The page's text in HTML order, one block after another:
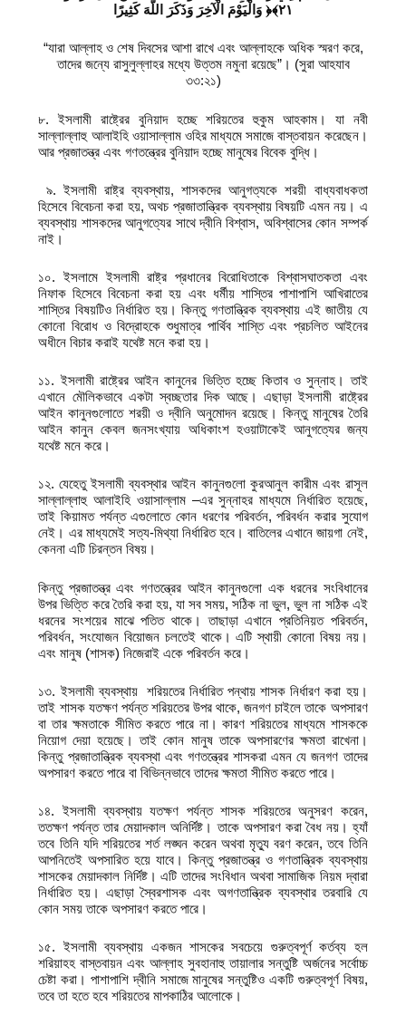
وَالْيَوْمَ الْآخِرَ وَذَكَرَ اللَّهَ كَثِيرًا
﴿٢١﴾‏
“যারা আল্লাহ ও শেষ দিবসের আশা রাখে এবং আল্লাহকে অধিক স্মরণ করে,
তাদের জন্যে রাসুলুল্লাহর মধ্যে উত্তম নমুনা রয়েছে”। (সুরা আহযাব
৩৩:২১)
৮. ইসলামী রাষ্ট্রের বুনিয়াদ হচ্ছে শরিয়তের হুকুম আহকাম। যা নবী
সাল্লাল্লাহু আলাইহি ওয়াসাল্লাম ওহির মাধ্যমে সমাজে বাস্তবায়ন করেছেন।
আর প্রজাতন্ত্র এবং গণতন্ত্রের বুনিয়াদ হচ্ছে মানুষের বিবেক বুদ্ধি।
৯. ইসলামী রাষ্ট্র ব্যবস্থায়, শাসকদের আনুগত্যকে শরয়ী বাধ্যবাধকতা
হিসেবে বিবেচনা করা হয়, অথচ প্রজাতান্ত্রিক ব্যবস্থায় বিষয়টি এমন নয়। এ
ব্যবস্থায় শাসকদের আনুগত্যের সাথে দ্বীনি বিশ্বাস, অবিশ্বাসের কোন সম্পর্ক
নাই।
১০. ইসলামে ইসলামী রাষ্ট্র প্রধানের বিরোধিতাকে বিশ্বাসঘাতকতা এবং
নিফাক হিসেবে বিবেচনা করা হয় এবং ধর্মীয় শাস্তির পাশাপাশি আখিরাতের
শাস্তির বিষয়টিও নির্ধারিত হয়। কিন্তু গণতান্ত্রিক ব্যবস্থায় এই জাতীয় যে
কোনো বিরোধ ও বিদ্রোহকে শুধুমাত্র পার্থিব শাস্তি এবং প্রচলিত আইনের
অধীনে বিচার করাই যথেষ্ট মনে করা হয়।
১১. ইসলামী রাষ্ট্রের আইন কানুনের ভিত্তি হচ্ছে কিতাব ও সুন্নাহ। তাই
এখানে মৌলিকভাবে একটা স্বচ্ছতার দিক আছে। এছাড়া ইসলামী রাষ্ট্রের
আইন কানুনগুলোতে শরয়ী ও দ্বীনি অনুমোদন রয়েছে। কিন্তু মানুষের তৈরি
আইন কানুন কেবল জনসংখ্যায় অধিকাংশ হওয়াটাকেই আনুগত্যের জন্য
যথেষ্ট মনে করে।
১২. যেহেতু ইসলামী ব্যবস্থার আইন কানুনগুলো কুরআনুল কারীম এবং রাসূল
সাল্লাল্লাহু আলাইহি ওয়াসাল্লাম –এর সুন্নাহর মাধ্যমে নির্ধারিত হয়েছে,
তাই কিয়ামত পর্যন্ত এগুলোতে কোন ধরণের পরিবর্তন, পরিবর্ধন করার সুযোগ
নেই। এর মাধ্যমেই সত্য-মিথ্যা নির্ধারিত হবে। বাতিলের এখানে জায়গা নেই,
কেননা এটি চিরন্তন বিষয়।
কিন্তু প্রজাতন্ত্র এবং গণতন্ত্রের আইন কানুনগুলো এক ধরনের সংবিধানের
উপর ভিত্তি করে তৈরি করা হয়, যা সব সময়, সঠিক না ভুল, ভুল না সঠিক এই
ধরনের সংশয়ের মাঝে পতিত থাকে। তাছাড়া এখানে প্রতিনিয়ত পরিবর্তন,
পরিবর্ধন, সংযোজন বিয়োজন চলতেই থাকে। এটি স্থায়ী কোনো বিষয় নয়।
এবং মানুষ (শাসক) নিজেরাই একে পরিবর্তন করে।
১৩. ইসলামী ব্যবস্থায় শরিয়তের নির্ধারিত পন্থায় শাসক নির্ধারণ করা হয়।
তাই শাসক যতক্ষণ পর্যন্ত শরিয়তের উপর থাকে, জনগণ চাইলে তাকে অপসারণ
বা তার ক্ষমতাকে সীমিত করতে পারে না। কারণ শরিয়তের মাধ্যমে শাসককে
নিয়োগ দেয়া হয়েছে। তাই কোন মানুষ তাকে অপসারণের ক্ষমতা রাখেনা।
কিন্তু প্রজাতান্ত্রিক ব্যবস্থা এবং গণতন্ত্রের শাসকরা এমন যে জনগণ তাদের
অপসারণ করতে পারে বা বিভিন্নভাবে তাদের ক্ষমতা সীমিত করতে পারে।
১৪. ইসলামী ব্যবস্থায় যতক্ষণ পর্যন্ত শাসক শরিয়তের অনুসরণ করেন,
ততক্ষণ পর্যন্ত তার মেয়াদকাল অনির্দিষ্ট। তাকে অপসারণ করা বৈধ নয়। হ্যাঁ
তবে তিনি যদি শরিয়তের শর্ত লঙ্ঘন করেন অথবা মৃত্যু বরণ করেন, তবে তিনি
আপনিতেই অপসারিত হয়ে যাবে। কিন্তু প্রজাতন্ত্র ও গণতান্ত্রিক ব্যবস্থায়
শাসকের মেয়াদকাল নির্দিষ্ট। এটি তাদের সংবিধান অথবা সামাজিক নিয়ম দ্বারা
নির্ধারিত হয়। এছাড়া স্বৈরশাসক এবং অগণতান্ত্রিক ব্যবস্থার তরবারি যে
কোন সময় তাকে অপসারণ করতে পারে।
১৫. ইসলামী ব্যবস্থায় একজন শাসকের সবচেয়ে গুরুত্বপূর্ণ কর্তব্য হল
শরিয়াহহ বাস্তবায়ন এবং আল্লাহ সুবহানাহু তায়ালার সন্তুষ্টি অর্জনের সর্বোচ্চ
চেষ্টা করা। পাশাপাশি দ্বীনি সমাজে মানুষের সন্তুষ্টিও একটি গুরুত্বপূর্ণ বিষয়,
তবে তা হতে হবে শরিয়তের মাপকাঠির আলোকে।